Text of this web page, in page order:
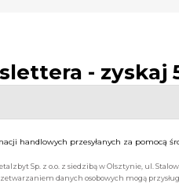
- zyskaj
handlowych przesyłanych za pomocą
Sp. z o.o. z siedzibą w Olsztynie, ul.
danych osobowych mogą